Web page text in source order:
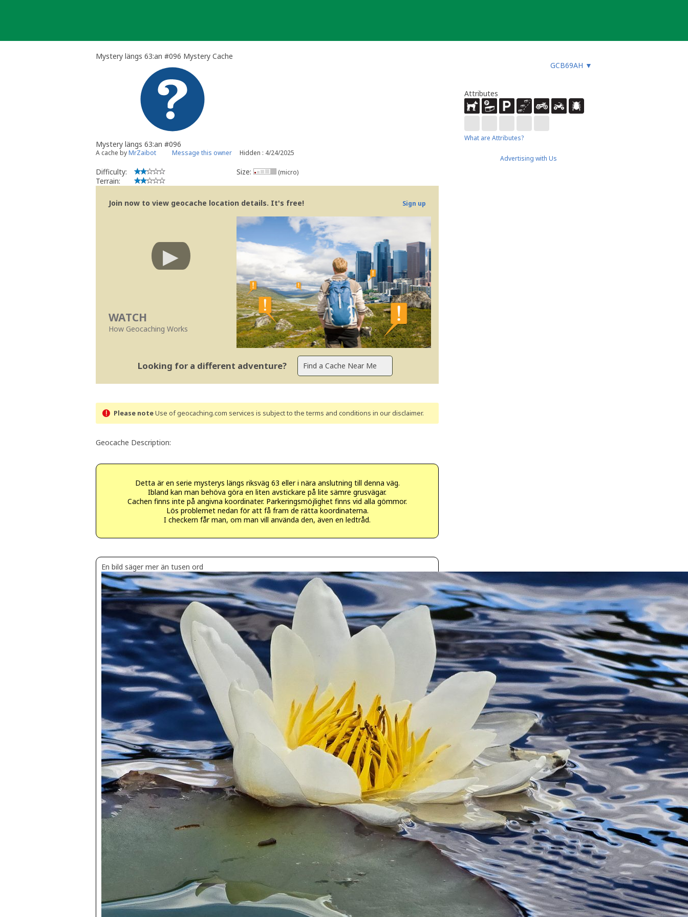
Mystery längs 63:an #096 Mystery Cache
GCB69AH ▼
Mystery längs 63:an #096
A cache byMrZaibot Message this owner Hidden : 4/24/2025
Difficulty:
Terrain:
Size: (micro)
Join now to view geocache location details. It's free! Sign up
WATCH
How Geocaching Works
Looking for a different adventure?
Please noteUse of geocaching.com services is subject to the terms and conditions in our disclaimer.
Geocache Description:
Detta är en serie mysterys längs riksväg 63 eller i nära anslutning till denna väg.
Ibland kan man behöva göra en liten avstickare på lite sämre grusvägar.
Cachen finns inte på angivna koordinater. Parkeringsmöjlighet finns vid alla gömmor.
Lös problemet nedan för att få fram de rätta koordinaterna.
I checkern får man, om man vill använda den, även en ledtråd.
En bild säger mer än tusen ord
Attributes
What are Attributes?
Advertising with Us